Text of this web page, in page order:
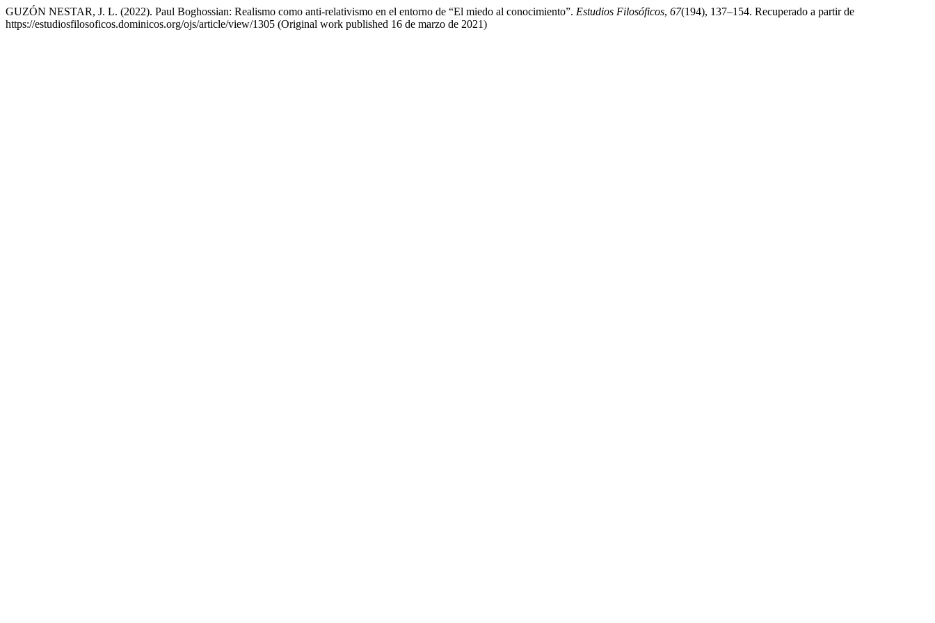
GUZÓN NESTAR, J. L. (2022). Paul Boghossian: Realismo como anti-relativismo en el entorno de “El miedo al conocimiento”. Estudios Filosóficos, 67(194), 137–154. Recuperado a partir de
https://estudiosfilosoficos.dominicos.org/ojs/article/view/1305 (Original work published 16 de marzo de 2021)